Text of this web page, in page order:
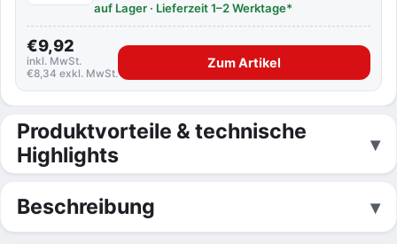
auf Lager · Lieferzeit 1–2 Werktage*
€9,92
inkl. MwSt.
€8,34 exkl. MwSt.
Zum Artikel
Produktvorteile & technische
Highlights
Beschreibung